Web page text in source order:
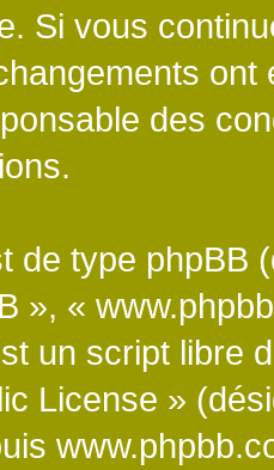
Si vous
ont
des
de type phpBB
», «
un script libre
License »